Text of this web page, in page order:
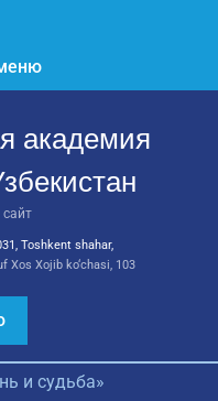
академия
Toshkent shahar,
Xos Xojib ko‘chasi, 103
и судьба»